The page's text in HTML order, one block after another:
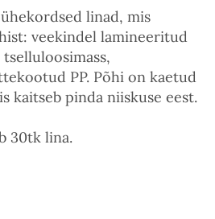
linad, mis
veekindel lamineeritud
PP. Põhi on kaetud
kaitseb pinda niiskuse eest.
30tk lina.